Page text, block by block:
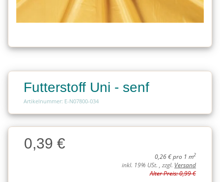
Futterstoff Uni - senf
Artikelnummer: E-N07800-034
Charge
Charge0,39 €
0,26 € pro 1 m2
inkl. 19% USt. , zzgl. Versand
Alter Preis: 0,99 €